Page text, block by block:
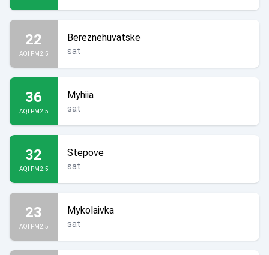
22
AQI PM2.5
Bereznehuvatske
sat
36
AQI PM2.5
Myhiia
sat
32
AQI PM2.5
Stepove
sat
23
AQI PM2.5
Mykolaivka
sat